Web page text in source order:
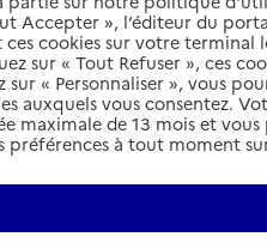
Accepter », l’éditeur du
cookies sur votre terminal
sur « Tout Refuser », ces
sur « Personnaliser », vous
auxquels vous consentez.
maximale de 13 mois et
à tout moment